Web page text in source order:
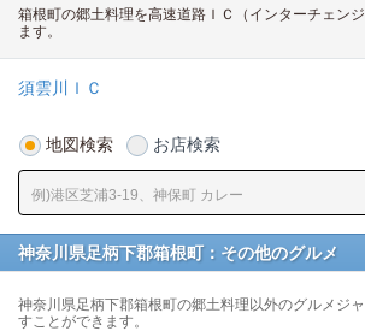
箱根町の郷土料理を高速道路ＩＣ（インターチェン
ます。
須雲川ＩＣ
地図検索 お店検索
神奈川県足柄下郡箱根町：その他のグルメ
神奈川県足柄下郡箱根町の郷土料理以外のグルメジ
すことができます。